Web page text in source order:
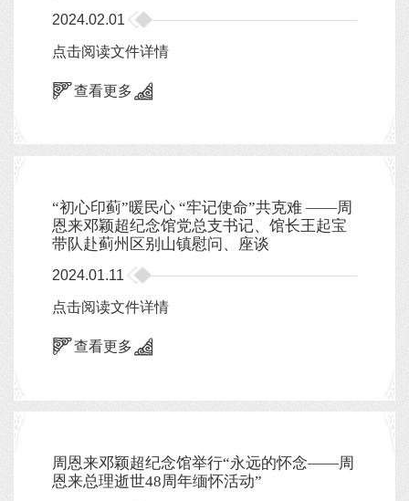
2024.02.01
点击阅读文件详情
查看更多
“初心印蓟”暖民心 “牢记使命”共克难 ——周
恩来邓颖超纪念馆党总支书记、馆长王起宝
带队赴蓟州区别山镇慰问、座谈
2024.01.11
点击阅读文件详情
查看更多
周恩来邓颖超纪念馆举行“永远的怀念——周
恩来总理逝世48周年缅怀活动”